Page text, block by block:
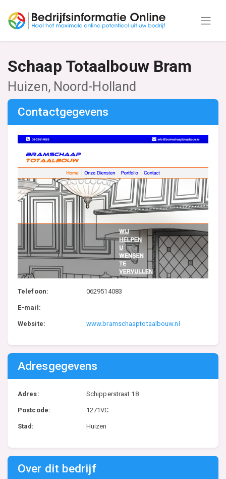
Schaap Totaalbouw Bram
Huizen, Noord-Holland
Contactgegevens
Telefoon: 0629514083
E-mail:
Website: www.bramschaaptotaalbouw.nl
Adresgegevens
Adres: Schipperstraat 18
Postcode: 1271VC
Stad: Huizen
Over dit bedrijf